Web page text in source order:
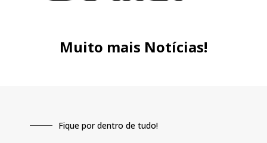
Muito mais Notícias!
Fique por dentro de tudo!